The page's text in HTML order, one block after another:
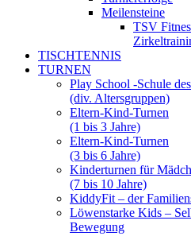
Meilensteine
TSV
TISCHTENNIS
TURNEN
Play School -Schule
(div. Altersgruppen)
Eltern-Kind-Turnen
(1 bis 3 Jahre)
Eltern-Kind-Turnen
(3 bis 6 Jahre)
Kinderturnen für
(7 bis 10 Jahre)
KiddyFit – der
Löwenstarke Kids –
Bewegung